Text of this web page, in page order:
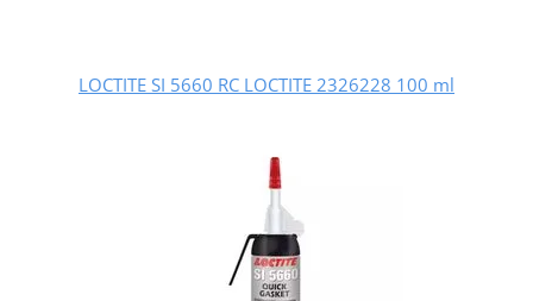
LOCTITE SI 5660 RC LOCTITE 2326228 100 ml